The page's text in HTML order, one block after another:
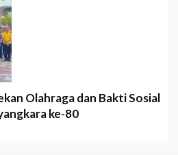
Olahraga dan Bakti Sosial
ke-80